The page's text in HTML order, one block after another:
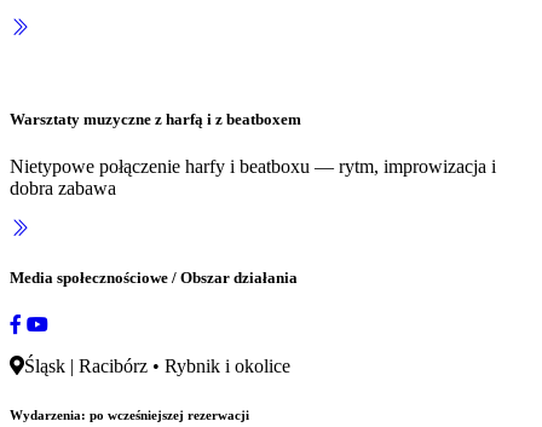
Warsztaty muzyczne z harfą i z beatboxem
Nietypowe połączenie harfy i beatboxu — rytm, improwizacja i
dobra zabawa
Media społecznościowe / Obszar działania
Śląsk | Racibórz • Rybnik i okolice
Wydarzenia: po wcześniejszej rezerwacji